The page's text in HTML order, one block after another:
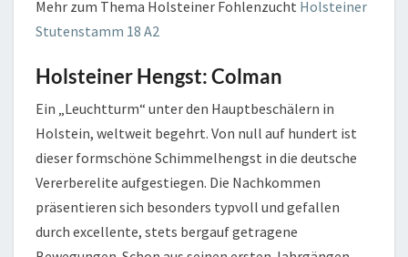
Mehr zum Thema Holsteiner Fohlenzucht Holsteiner
Stutenstamm 18 A2
Holsteiner Hengst: Colman
Ein „Leuchtturm“ unter den Hauptbeschälern in
Holstein, weltweit begehrt. Von null auf hundert ist
dieser formschöne Schimmelhengst in die deutsche
Vererberelite aufgestiegen. Die Nachkommen
präsentieren sich besonders typvoll und gefallen
durch excellente, stets bergauf getragene